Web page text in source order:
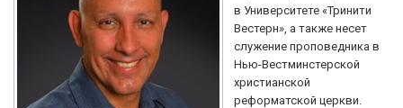
в Университете «Тринити
Вестерн», а также несет
служение проповедника в
Нью-Вестминстерской
христианской
реформатской церкви.